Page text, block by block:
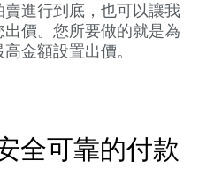
賣進行到底，也可以讓我
價。您所要做的就是為
金額設置出價。
全可靠的付款